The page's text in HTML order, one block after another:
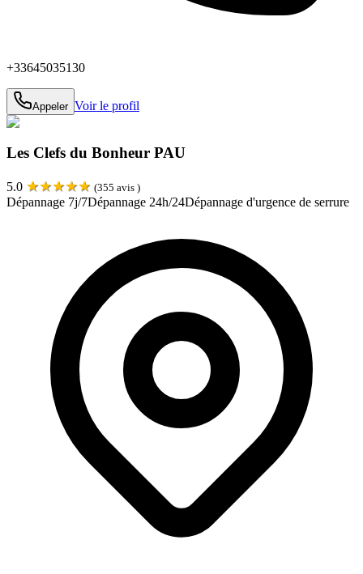
+33645035130
Appeler Voir le profil
Les Clefs du Bonheur PAU
5.0 ★★★★★ (355 avis )
Dépannage 7j/7Dépannage 24h/24Dépannage d'urgence de serrure